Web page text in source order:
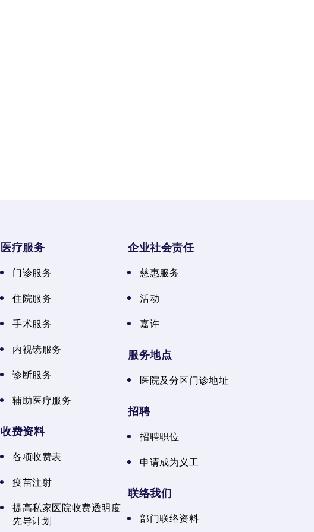
医疗服务
门诊服务
住院服务
手术服务
内视镜服务
诊断服务
辅助医疗服务
收费资料
各项收费表
疫苗注射
提高私家医院收费透明度
先导计划
企业社会责任
慈惠服务
活动
嘉许
服务地点
医院及分区门诊地址
招聘
招聘职位
申请成为义工
联络我们
部门联络资料